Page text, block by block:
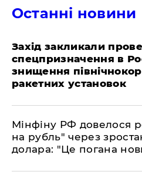
Останні новини
​Захід закликали
спецпризначення в
знищення
ракетних установок
​Мінфіну РФ довелося
на рубль" через
долара: "Це погана